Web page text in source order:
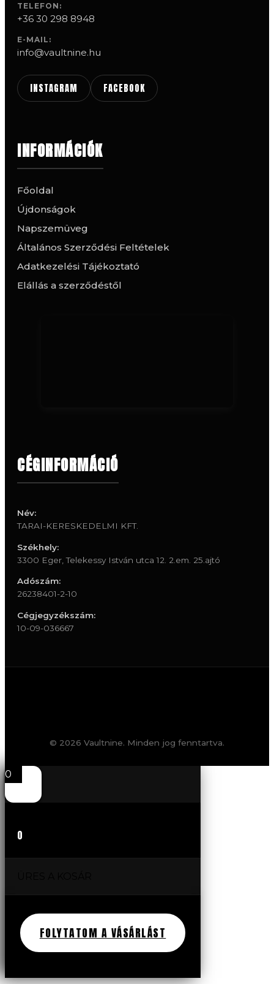
TELEFON:
+36 30 298 8948
E-MAIL:
info@vaultnine.hu
INSTAGRAM FACEBOOK
INFORMÁCIÓK
Főoldal
Újdonságok
Napszemüveg
Általános Szerződési Feltételek
Adatkezelési Tájékoztató
Elállás a szerződéstől
CÉGINFORMÁCIÓ
Név:
TARAI-KERESKEDELMI KFT.
Székhely:
3300 Eger, Telekessy István utca 12. 2.em. 25.ajtó
Adószám:
26238401-2-10
Cégjegyzékszám:
10-09-036667
© 2026 Vaultnine. Minden jog fenntartva.
0
0
FOLYTATOM A VÁSÁRLÁST